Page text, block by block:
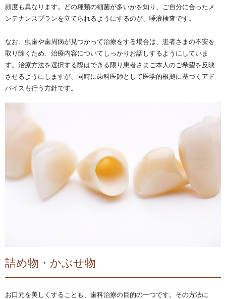
頻度も異なります。どの種類の細菌が多いかを知り、ご自分に合ったメ
ンテナンスプランを立てられるようにするのが、唾液検査です。
なお、虫歯や歯周病が見つかって治療をする場合は、患者さまの不安を
取り除くため、治療内容についてしっかりお話しするようにしていま
す。治療方法を選択する際はできる限り患者さまご本人のご希望を反映
させるようにしますが、同時に歯科医師として医学的根拠に基づくアド
バイスも行う方針です。
詰め物・かぶせ物
お口元を美しくすることも、歯科治療の目的の一つです。その方法に